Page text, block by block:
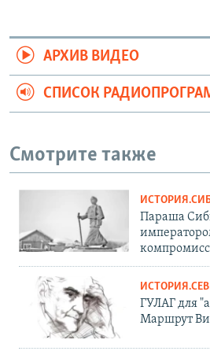
АРХИВ ВИДЕО
СПИСОК
Смотрите также
Параша
ГУЛАГ для
Маршрут